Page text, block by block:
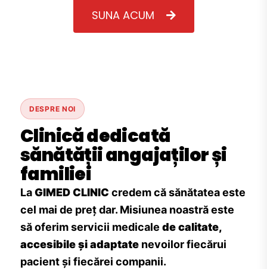
SUNA ACUM
DESPRE NOI
Clinică dedicată
sănătății angajaților și
familiei
LaGIMED CLINIC credem că sănătatea este
cel mai de preț dar. Misiunea noastră este
să oferim servicii medicale de calitate,
accesibile și adaptate nevoilor fiecărui
pacient și fiecărei companii.